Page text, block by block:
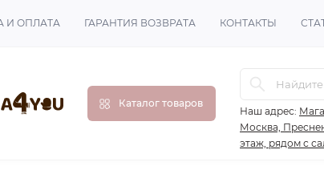
И ОПЛАТА ГАРАНТИЯ ВОЗВРАТА КОНТАКТЫ
Каталог товаров
Наш адрес:
Москва,
этаж, рядом с